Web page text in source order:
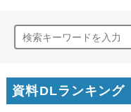
資料DLランキング